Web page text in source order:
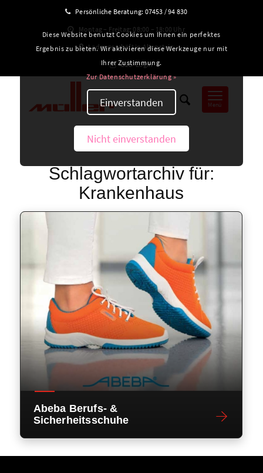
Persönliche Beratung: 07453 / 94 830
Montag – Freitag: 08:00 – 18:00 Uhr
Ladengeschäft in Altensteig
B2B-Login
Menü
Schlagwortarchiv für:
Krankenhaus
Abeba Berufs- &
Sicherheitsschuhe
Diese Website benutzt Cookies um Ihnen ein perfektes
Ergebnis zu bieten. Wir aktivieren diese Werkzeuge nur mit
Ihrer Zustimmung.
Zur Datenschutzerklärung »
Einverstanden
Nicht einverstanden